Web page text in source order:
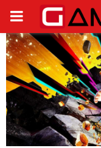
PRIMARY
MENU